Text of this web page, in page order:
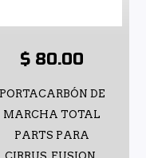
$ 80.00
PORTACARBÓN DE
MARCHA TOTAL
PARTS PARA